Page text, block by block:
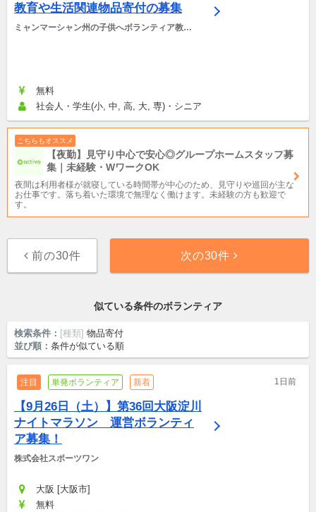
教育や生活関連物品寄付の募集
ミャンマーシャン州の子供へボランティア教育
無料
社会人・学生(小, 中, 高, 大, 専)・シニア
こちらもオススメ
【夜勤】見守り中心で安心◎グループホームスタッフ募
集｜未経験・WワークOK
夜間は利用者様が就寝している時間帯が中心のため、見守りや巡回が主な
お仕事です。落ち着いた環境で無理なく働けます。未経験の方も歓迎で
す。
前の30件 次の30件
似ている条件のボランティア
検索条件： [種類] 物品寄付
並び順： 条件が似ている順
注目 単発ボランティア 新着 1日前
【9月26日（土）】第36回大阪淀川
ナイトマラソン　運営ボランティ
ア募集！
株式会社スポーツワン
大阪 [大阪市]
無料